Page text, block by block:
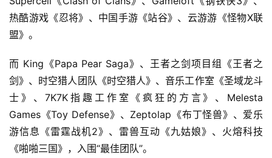
首
页
热酷游戏《忍将》、中国手游《站谷》、云游游《怪物X联
盟》。
而 King《Papa Pear Saga》、王者之剑项目组《王者之
剑》、时空猎人团队《时空猎人》、音乐工作室《圣域龙斗
士》、7K7K指趣工作室《疯狂的方言》、Melesta
Games《Toy Defense》、Zeptolap《布丁怪兽》、爱乐
游信息《雷霆战机2》、雷兽互动《九姑娘》、火熔科技
《啪啪三国》，入围“最佳团队”。